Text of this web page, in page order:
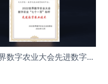
2022世界数字农业大会先进数字农业技术